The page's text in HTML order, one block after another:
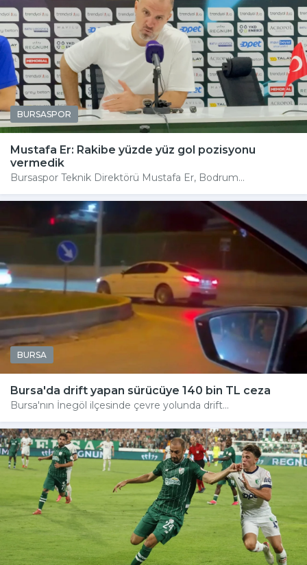
BURSASPOR
Mustafa Er: Rakibe yüzde yüz gol pozisyonu
vermedik
Bursaspor Teknik Direktörü Mustafa Er, Bodrum...
BURSA
Bursa'da drift yapan sürücüye 140 bin TL ceza
Bursa'nın İnegöl ilçesinde çevre yolunda drift...